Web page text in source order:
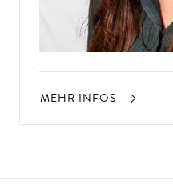
MEHR INFOS